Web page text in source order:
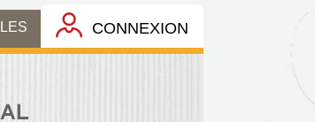
CONNEXION